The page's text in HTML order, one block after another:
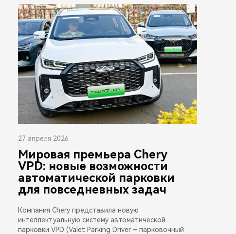
27 апреля 2026
Мировая премьера Chery
VPD: новые возможности
автоматической парковки
для повседневных задач
Компания Chery представила новую
интеллектуальную систему автоматической
парковки VPD (Valet Parking Driver – парковочный